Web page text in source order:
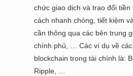
chức giao dịch và trao đổi
cách nhanh chóng, tiết kiệm
cần thông qua các bên trung
chính phủ, … Các ví dụ về
blockchain trong tài chính là:
Ripple, …